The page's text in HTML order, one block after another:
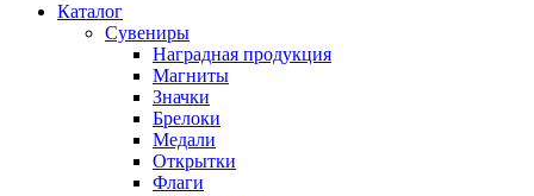
Каталог
Сувениры
Наградная продукция
Магниты
Значки
Брелоки
Медали
Открытки
Флаги